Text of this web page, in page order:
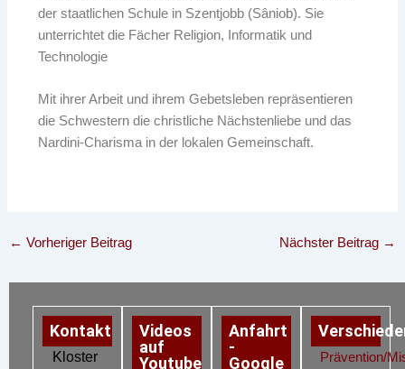
der staatlichen Schule in Szentjobb (Sâniob). Sie
unterrichtet die Fächer Religion, Informatik und
Technologie
Mit ihrer Arbeit und ihrem Gebetsleben repräsentieren
die Schwestern die christliche Nächstenliebe und das
Nardini-Charisma in der lokalen Gemeinschaft.
← Vorheriger Beitrag Nächster Beitrag →
Kontakt
Kloster
Videos
auf
Youtube
Anfahrt
-
Google
Prävention/